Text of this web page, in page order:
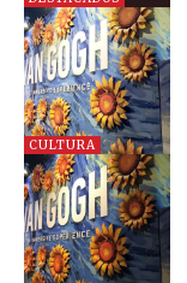
CULTURA